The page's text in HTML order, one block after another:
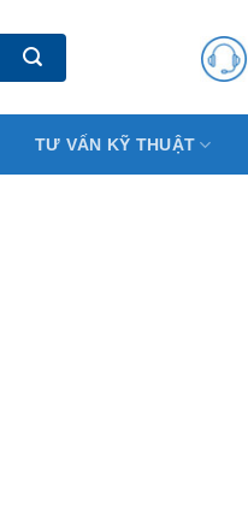
TƯ VẤN KỸ THUẬT